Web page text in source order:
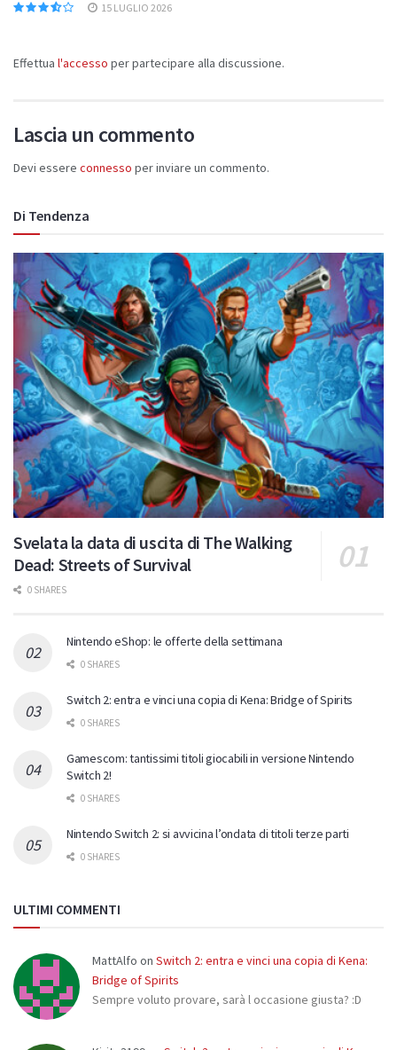
15 LUGLIO 2026
Effettua l'accesso per partecipare alla discussione.
Lascia un commento
Devi essere connesso per inviare un commento.
Di Tendenza
Svelata la data di uscita di The Walking
Dead: Streets of Survival
0 SHARES
Nintendo eShop: le offerte della settimana
0 SHARES
Switch 2: entra e vinci una copia di Kena: Bridge of Spirits
0 SHARES
Gamescom: tantissimi titoli giocabili in versione Nintendo
Switch 2!
0 SHARES
Nintendo Switch 2: si avvicina l’ondata di titoli terze parti
0 SHARES
ULTIMI COMMENTI
MattAlfo on Switch 2: entra e vinci una copia di Kena:
Bridge of Spirits
Sempre voluto provare, sarà l occasione giusta? :D